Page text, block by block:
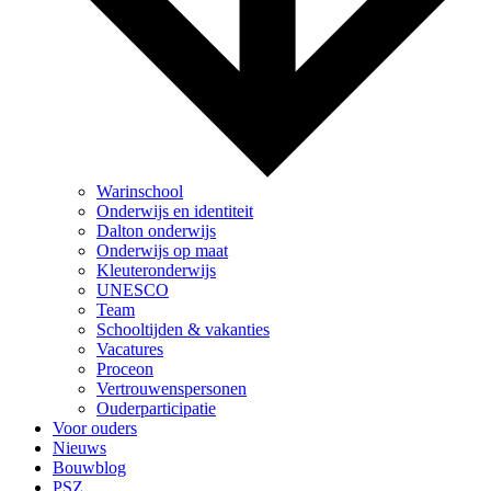
Warinschool
Onderwijs en identiteit
Dalton onderwijs
Onderwijs op maat
Kleuteronderwijs
UNESCO
Team
Schooltijden & vakanties
Vacatures
Proceon
Vertrouwenspersonen
Ouderparticipatie
Voor ouders
Nieuws
Bouwblog
PSZ